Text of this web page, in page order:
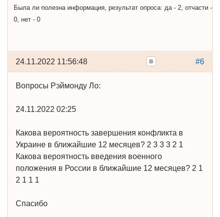
Была ли полезна информация, результат опроса: да - 2, отчасти -
0, нет - 0
#6
24.11.2022 11:56:48
Вопросы Рэймонду Ло:
24.11.2022 02:25
Какова вероятность завершения конфликта в
Украине в ближайшие 12 месяцев? 2 3 3 3 2 1
Какова вероятность введения военного
положения в России в ближайшие 12 месяцев? 2 1
2 1 1 1
Спасибо